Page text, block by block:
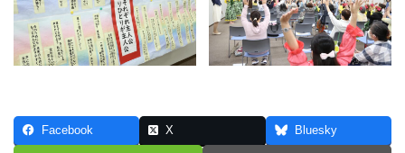
Facebook X Bluesky